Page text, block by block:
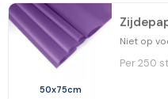
50x75cm
Niet op
Per 250